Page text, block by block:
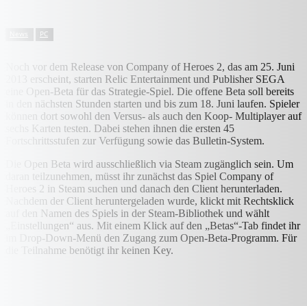
PC
Noch vor dem Release von Company of Heroes 2, das am 25. Juni
2013 erscheint, starten Relic Entertainment und Publisher SEGA
eine Open-Beta für das Strategie-Spiel. Die offene Beta soll bereits
in den nächsten Stunden starten und bis zum 18. Juni laufen. Spieler
können dort sowohl den Versus- als auch den Koop- Multiplayer auf
sechs Karten testen. Dabei stehen ihnen die ersten 45
Fortschrittsstufen zur Verfügung sowie das Bulletin-System.
Die Open Beta wird ausschließlich via Steam zugänglich sein. Um
daran teilzunehmen, müsst ihr zunächst das Spiel Company of
Heroes 2 in Steam suchen und danach den Client herunterladen.
Nachdem der Client heruntergeladen wurde, klickt mit Rechtsklick
auf den Namen des Spiels in der Steam-Bibliothek und wählt
„Einstellungen“ aus. Mit einem Klick auf den „Betas“-Tab findet ihr
im Drop-Down-Menü den Zugang zum Open-Beta-Programm. Für
die Teilnahme benötigt ihr keinen Key.